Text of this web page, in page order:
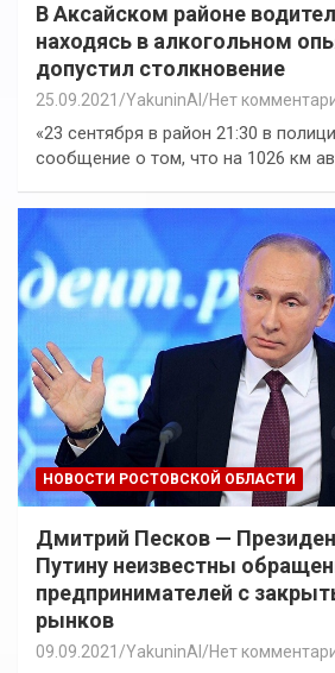
В Аксайском районе
находясь в алкогольном
допустил столкновение
25.09.2021 YakuninAI Нет
«23 сентября в район 21:30 в
сообщение о том, что на 1026 км
НОВОСТИ РОСТОВСКОЙ ОБЛАСТИ
Дмитрий Песков —
Путину неизвестны
предпринимателей с
рынков
09.09.2021 YakuninAI Нет